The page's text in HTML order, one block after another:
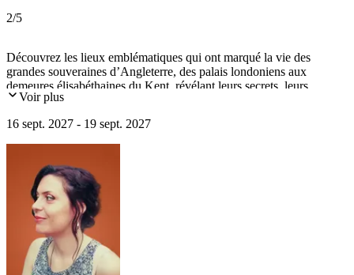
2/5
Découvrez les lieux emblématiques qui ont marqué la vie des
grandes souveraines d’Angleterre, des palais londoniens aux
demeures élisabéthaines du Kent, révélant leurs secrets, leurs
passions et l’influence extraordinaire qu’elles ont eue sur l’histoire
Voir plus
16 sept. 2027 - 19 sept. 2027